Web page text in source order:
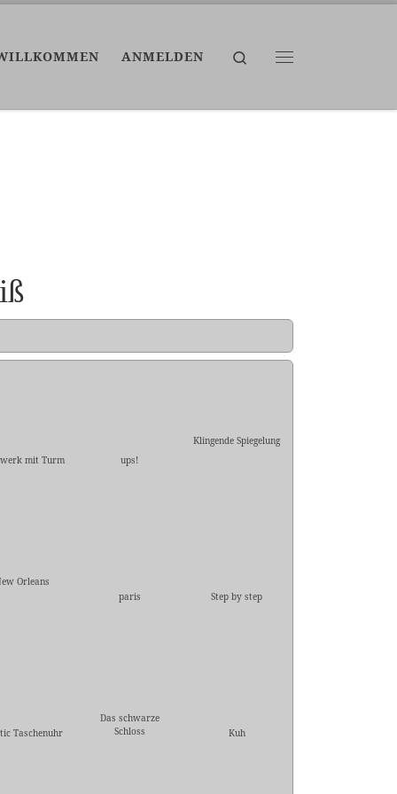
ANMELDEN
Search
mit Turm
ups!
Klingende Spiegelung
Orleans
paris
Step by step
Taschenuhr
Das schwarze
Schloss
Kuh